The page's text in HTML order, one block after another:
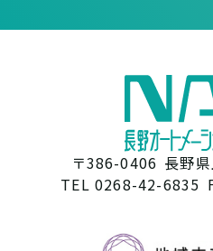
〒386-0406 長野
TEL 0268-42-6835